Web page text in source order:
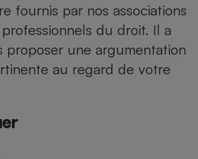
fournis par nos associations
du droit. Il a
une argumentation
au regard de votre